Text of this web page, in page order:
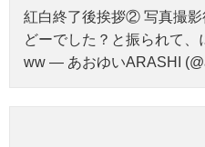
紅白終了後挨拶② 写真撮影
どーでした？と振られて
ww — あおゆいARASHI